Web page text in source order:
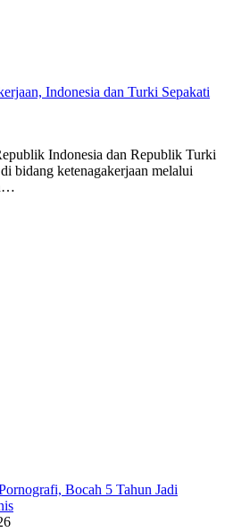
Indonesia dan Turki Sepakati
Indonesia dan Republik Turki
bidang ketenagakerjaan melalui
Bocah 5 Tahun Jadi